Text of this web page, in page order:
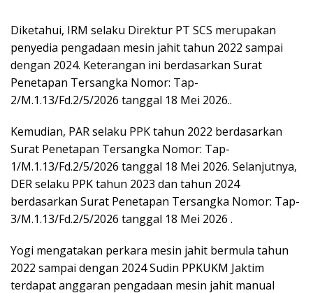
Diketahui, IRM selaku Direktur PT SCS merupakan
penyedia pengadaan mesin jahit tahun 2022 sampai
dengan 2024. Keterangan ini berdasarkan Surat
Penetapan Tersangka Nomor: Tap-
2/M.1.13/Fd.2/5/2026 tanggal 18 Mei 2026..
Kemudian, PAR selaku PPK tahun 2022 berdasarkan
Surat Penetapan Tersangka Nomor: Tap-
1/M.1.13/Fd.2/5/2026 tanggal 18 Mei 2026. Selanjutnya,
DER selaku PPK tahun 2023 dan tahun 2024
berdasarkan Surat Penetapan Tersangka Nomor: Tap-
3/M.1.13/Fd.2/5/2026 tanggal 18 Mei 2026 .
Yogi mengatakan perkara mesin jahit bermula tahun
2022 sampai dengan 2024 Sudin PPKUKM Jaktim
terdapat anggaran pengadaan mesin jahit manual